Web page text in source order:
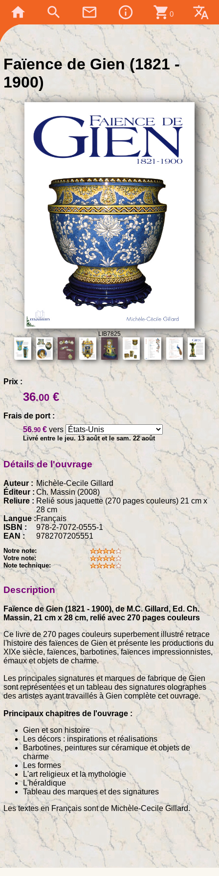
home search mail_outline info_outline shopping_cart 0 translate
Faïence de Gien (1821 -
1900)
LIB7825
Prix :
36.00 €
Frais de port :
56.90 € vers
Livré entre le jeu. 13 août et le sam. 22 août
Détails de l'ouvrage
Auteur : Michèle-Cecile Gillard
Éditeur : Ch. Massin (2008)
Reliure : Relié sous jaquette (270 pages couleurs) 21 cm x
28 cm
Langue :Français
ISBN :
978-2-7072-0555-1
EAN :
9782707205551
Notre note:
Votre note:
Note technique:
Description
Faïence de Gien (1821 - 1900), de M.C. Gillard, Ed. Ch.
Massin, 21 cm x 28 cm, relié avec 270 pages couleurs
Ce livre de 270 pages couleurs superbement illustré retrace
l'histoire des faïences de Gien et présente les productions du
XIXe siècle, faïences, barbotines, faïences impressionnistes,
émaux et objets de charme.
Les principales signatures et marques de fabrique de Gien
sont représentées et un tableau des signatures olographes
des artistes ayant travaillés à Gien complète cet ouvrage.
Principaux chapitres de l'ouvrage :
Gien et son histoire
Les décors : inspirations et réalisations
Barbotines, peintures sur céramique et objets de
charme
Les formes
L'art religieux et la mythologie
L'héraldique
Tableau des marques et des signatures
Les textes en Français sont de Michèle-Cecile Gillard.